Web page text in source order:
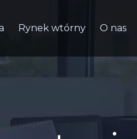
Rynek wtórny O nas